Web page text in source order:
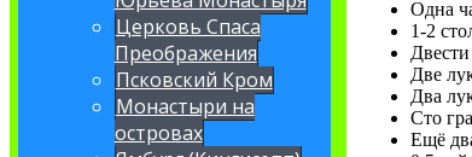
Церковь Спаса
Преображения
Псковский Кром
Монастыри на
островах
Одна
1-2
Двести
Две
Два
Сто
Ещё